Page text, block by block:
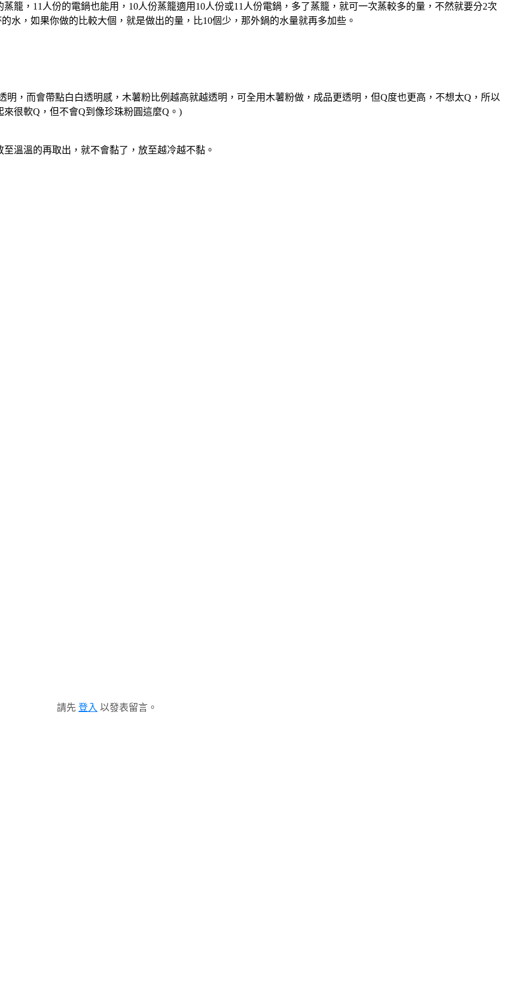
籠，11人份的電鍋也能用，10人份蒸籠適用10人份或11人份電鍋，多了蒸籠，就可一次蒸較多的量，不然就要分2次
水，如果你做的比較大個，就是做出的量，比10個少，那外鍋的水量就再多加些。
，而會帶點白白透明感，木薯粉比例越高就越透明，可全用木薯粉做，成品更透明，但Q度也更高，不想太Q，所以
很軟Q，但不會Q到像珍珠粉圓這麼Q。)
溫溫的再取出，就不會黏了，放至越冷越不黏。
請先 登入 以發表留言。